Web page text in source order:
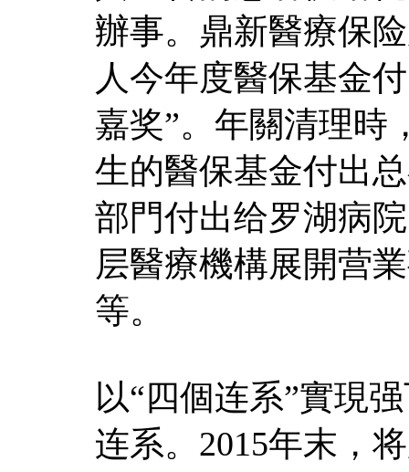
辦事。鼎新醫療保
人今年度醫保基金
嘉奖”。年關清理時
生的醫保基金付出
部門付出给罗湖病
层醫療機構展開营
等。
以“四個连系”實現
连系。2015年末，